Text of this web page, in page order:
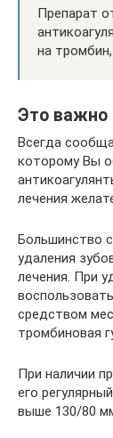
Препарат
на
Это важно
Всегда
которому Вы
лечения
Большинство
удаления
лечения. При
средством
тромбиновая
При наличии
его
выше 130/80